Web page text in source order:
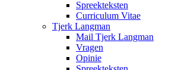
Spreekteksten
Curriculum Vitae
Tjerk Langman
Mail Tjerk Langman
Vragen
Opinie